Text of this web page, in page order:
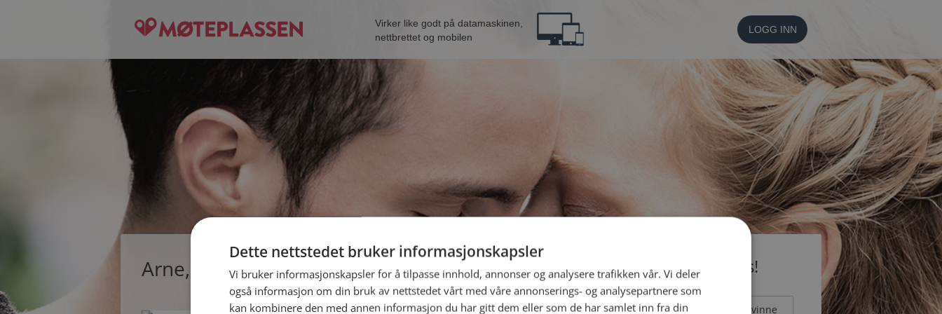
Virker like godt på datamaskinen,
nettbrettet og mobilen
LOGG INN
Arne, single mann fra Larvik Bli medlem gratis!
Jeg er en: Mann Kvinne
Dette nettstedet bruker informasjonskapsler
Vi bruker informasjonskapsler for å tilpasse innhold, annonser og analysere trafikken vår. Vi deler
også informasjon om din bruk av nettstedet vårt med våre annonserings- og analysepartnere som
kan kombinere den med annen informasjon du har gitt dem eller som de har samlet inn fra din